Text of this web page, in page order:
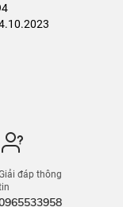
đáp thông